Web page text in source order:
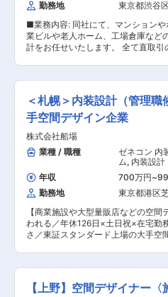
ン、コスト管理、完成後のメンテナ
社で一貫した空間ソリューションを
ます。またオフィス用品通販アスク
買の「場」も提供し、顧客の利益を
経営を記録中となっております。 変更の範囲：会
社の定める業務
品・働き方の起案 ■案件： オフィス／教育施設
／福祉施設等 ■やりがい： ・内装含めてインテ
リアコーディネートした空間がカタ
・新しい働き方を実現するための商
ること ・チームでブレストしながら
を遂行すること ■アイリスチトセについて： コ
アイリスチトセはオフィス空間を中
公共施設の空間デザインを行ってお
ード感をもって新しいことにチャレ
んな社風の会社です。変化し成長し
やりがいをもって取り組める仲間を
す。 ■当社グループについて： アイリスオーヤ
マグループは家電、法人向けLED照
品などを企画・製造しているメーカ
うち、当社は法人向けの家具メーカ
をしております。多種多様な業界・
れていますが、メインとなっている
は学校・官公庁（都道府県庁、市町
む）・福祉施設（老人ホーム、公民
る業務
勤務地
東京都渋谷
■業務内容: 同社にて、マンションや
業ビルや老人ホーム、工場倉庫など
計をお任せいたします。 全て直取引
2021年の1年間では、大阪市内中高
受注件数で3位にランクインしており
（2022年2月26日:建通新聞掲載） ■業務詳細：
ゼネコンを中心に顧客との打ち合わ
計・実施設計、関連会社から仕上が
の確認、工事進捗の確認など設計か
どをご担当して頂きます。 【受注元】ディベロッ
パー、ゼネコンがメイン。既存顧客
9割で新規顧客からの受注が1割程度
内容】住宅2割：非住宅8割（マンシ
ル、ホテル、高齢者施設、工場など
S造RC造が9割で木造が1割程度です
修比率】新築が9割で改修が1割程度
エリア】大阪府下が9割です。 【働
間は一日当たり2時間程度です。休
い会社としての方針があります。 ■組織構成：
均年齢 32歳） ■当社の特徴： デザイン性の高
＜札幌＞内装設計（管理
手空間デザイン企業
株式会社船場
業種 / 職種
ゼネコン 内
ム, 内装設計
ィス）
年収 700万円~
勤務地
東京都港区
【商業施設や大型量販店などの空間
われる／年休126日×土日祝×在宅勤
さ／東証スタンダード上場の大手空
な「デザイン」と、精細な「設計図
ます。 これらの提案にあたり、BIM
システムを活用して、デザインや建
【上野】空間デザイナー〈